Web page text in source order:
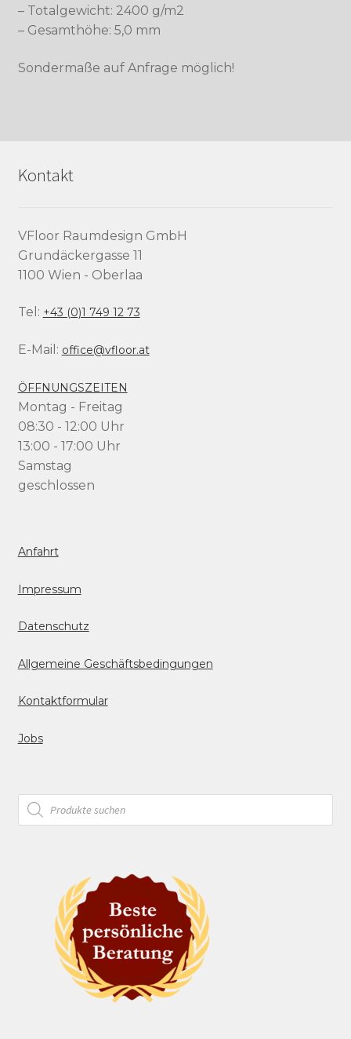
– Totalgewicht: 2400 g/m2
– Gesamthöhe: 5,0 mm
Sondermaße auf Anfrage möglich!
Kontakt
VFloor Raumdesign GmbH
Grundäckergasse 11
1100 Wien - Oberlaa
Tel: +43 (0)1 749 12 73
E-Mail: office@vfloor.at
ÖFFNUNGSZEITEN
Montag - Freitag
08:30 - 12:00 Uhr
13:00 - 17:00 Uhr
Samstag
geschlossen
Anfahrt
Impressum
Datenschutz
Allgemeine Geschäftsbedingungen
Kontaktformular
Jobs
Products
search